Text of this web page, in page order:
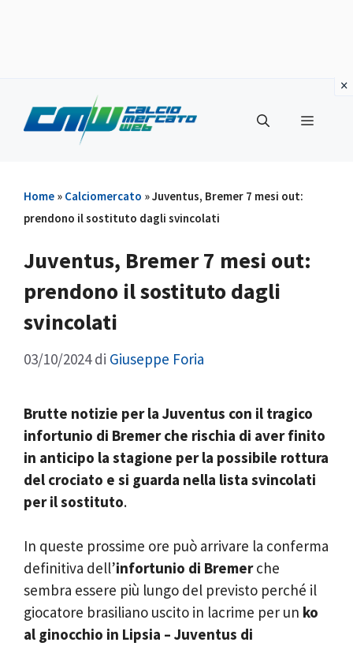
contenuto
Menu
Home » Calciomercato »Juventus, Bremer 7 mesi out:
prendono il sostituto dagli svincolati
Juventus, Bremer 7 mesi out:
prendono il sostituto dagli
svincolati
03/10/2024 di Giuseppe Foria
Brutte notizie per la Juventus con il tragico
infortunio di Bremer che rischia di aver finito
in anticipo la stagione per la possibile rottura
del crociato e si guarda nella lista svincolati
per il sostituto.
In queste prossime ore può arrivare la conferma
definitiva dell’infortunio di Bremerche
sembra essere più lungo del previsto perché il
giocatore brasiliano uscito in lacrime per un ko
al ginocchio in Lipsia – Juventus di